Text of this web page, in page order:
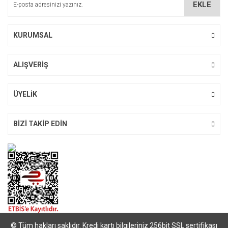
EKLE
KURUMSAL
ALIŞVERİŞ
ÜYELİK
BİZİ TAKİP EDİN
© Tüm hakları saklıdır. Kredi kartı bilgileriniz 256bit SSL sertifikası